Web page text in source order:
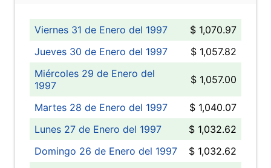
Viernes 31 de Enero del 1997
$ 1,070.97
Jueves 30 de Enero del 1997
$ 1,057.82
Miércoles 29 de Enero del
1997
$ 1,057.00
Martes 28 de Enero del 1997
$ 1,040.07
Lunes 27 de Enero del 1997
$ 1,032.62
Domingo 26 de Enero del 1997
$ 1,032.62